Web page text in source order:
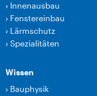
› Innenausbau
› Fenstereinbau
› Lärmschutz
›Spezialitäten
Wissen
› Bauphysik